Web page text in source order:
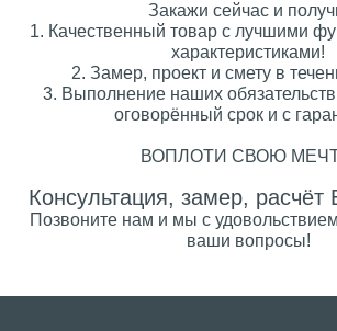
Закажи сейчас и
1. Качественный товар с лучшими
характеристиками!
2. Замер, проект и смету в
3. Выполнение наших
оговорённый срок и с
ВОПЛОТИ СВОЮ
Консультация, замер,
Позвоните нам и мы с
ваши вопросы!